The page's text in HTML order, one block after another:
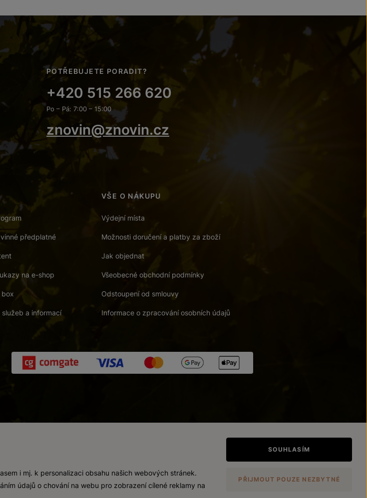
POTŘEBUJETE PORADIT?
+420 515 266 620
Po – Pá: 7:00 – 15:00
znovin@znovin.cz
předplatné
na e-shop
box
služeb a informací
VŠE O NÁKUPU
Výdejní místa
Možnosti doručení a platby za zboží
Jak objednat
Všeobecné obchodní podmínky
Odstoupení od smlouvy
Informace o zpracování osobních údajů
nápojů osobám mladším 18 let.
webProgress
i mj. k personalizaci obsahu našich webových stránek.
údajů o chování na webu pro zobrazení cílené reklamy na
SOUHLASÍM
PŘIJMOUT POUZE NEZBYTNÉ